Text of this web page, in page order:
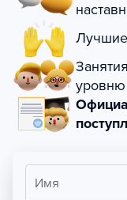
Лучшие
уровню
Имя